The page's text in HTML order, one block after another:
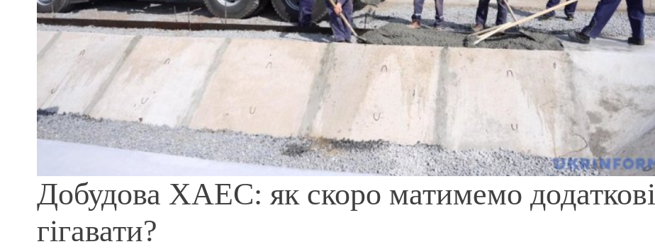
Добудова ХАЕС: як скоро матимемо додаткові
гігавати?